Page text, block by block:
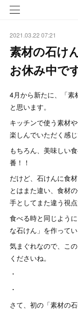
2021.03.22 07:21
素材の石け
お休み中で
4月から新たに、「素
と思います。
キッチンで使う素材
楽しんでいただく感じ
もちろん、美味しい
番！！
だけど、石けんに食
とはまた違い、食材
手としてまた違う視
食べる時と同じよう
な石けん」を作って
気まぐれなので、こ
くださいね。
・
・
さて、初の「素材の